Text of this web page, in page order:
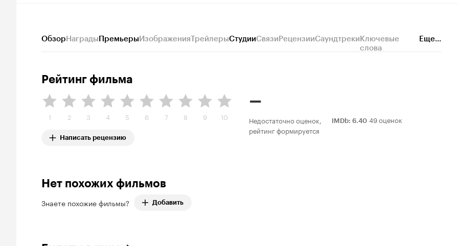
ОбзорНаградыПремьерыИзображенияТрейлерыСтудииСвязиРецензииСаундтрекиКлючевые
слова
Еще...
Рейтинг фильма
1 2 3 4 5 6 7 8 9 10
Написать рецензию
–
Недостаточно оценок,
рейтинг формируется
IMDb: 6.40 49 оценок
Нет похожих фильмов
Знаете похожие фильмы? Добавить